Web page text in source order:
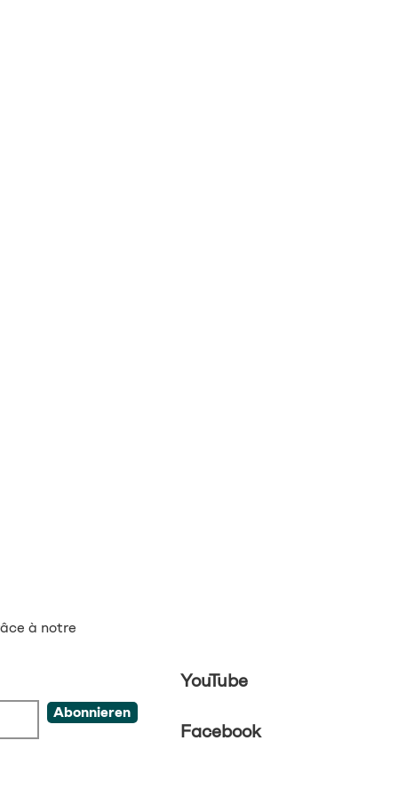
à notre
Abonnieren
YouTube
Facebook